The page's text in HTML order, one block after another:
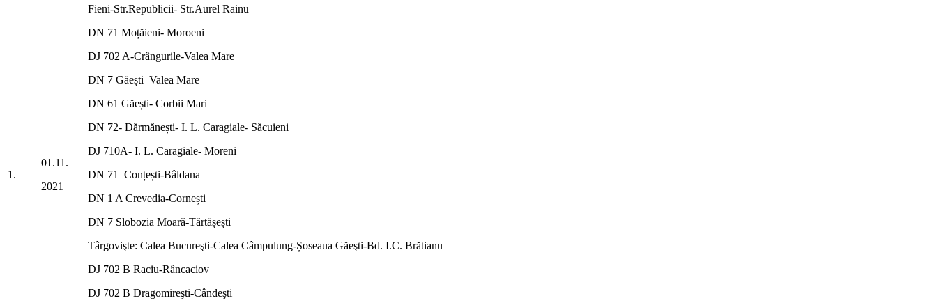
1.
01.11.
2021
Fieni-Str.Republicii- Str.Aurel Rainu
DN 71 Moțăieni- Moroeni
DJ 702 A-Crângurile-Valea Mare
DN 7 Găești–Valea Mare
DN 61 Găești- Corbii Mari
DN 72- Dărmănești- I. L. Caragiale- Săcuieni
DJ 710A- I. L. Caragiale- Moreni
DN 71 Conțești-Bâldana
DN 1 A Crevedia-Cornești
DN 7 Slobozia Moară-Tărtășești
Târgovişte: Calea Bucureşti-Calea Câmpulung-Șoseaua Găeşti-Bd. I.C. Brătianu
DJ 702 B Raciu-Râncaciov
DJ 702 B Dragomireşti-Cândeşti